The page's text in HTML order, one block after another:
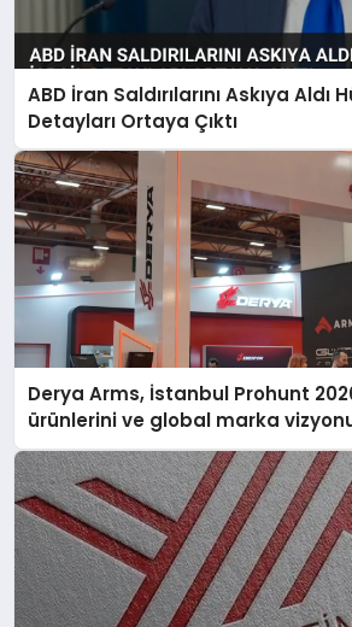
ABD İran Saldırılarını Askıya Aldı
Detayları Ortaya Çıktı
Derya Arms, İstanbul Prohunt
ürünlerini ve global marka